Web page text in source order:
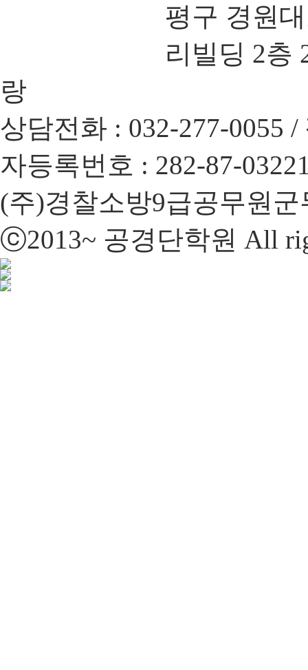
평구 경원
리빌딩 2층
랑
상담전화 : 032-277-0055
자등록번호 : 282-87-
(주)경찰소방9급공무원
ⓒ2013~ 공경단학원 All